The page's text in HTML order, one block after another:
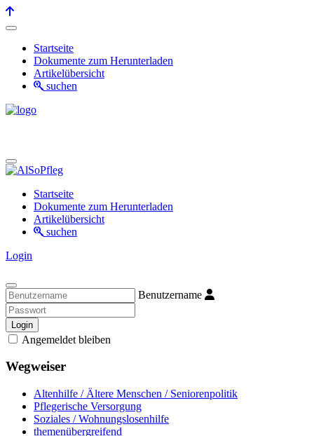
Startseite
Dokumente zum Herunterladen
Artikelübersicht
suchen
Startseite
Dokumente zum Herunterladen
Artikelübersicht
suchen
Login
Benutzername
Login
Angemeldet bleiben
Wegweiser
Altenhilfe / Ältere Menschen / Seniorenpolitik
Pflegerische Versorgung
Soziales / Wohnungslosenhilfe
themenübergreifend